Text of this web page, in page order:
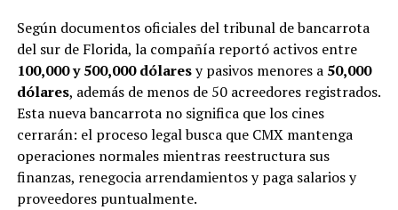
Según documentos oficiales del tribunal de bancarrota
del sur de Florida, la compañía reportó activos entre
100,000 y 500,000 dólaresy pasivos menores a 50,000
dólares, además de menos de 50 acreedores registrados.
Esta nueva bancarrota no significa que los cines
cerrarán: el proceso legal busca que CMX mantenga
operaciones normales mientras reestructura sus
finanzas, renegocia arrendamientos y paga salarios y
proveedores puntualmente.